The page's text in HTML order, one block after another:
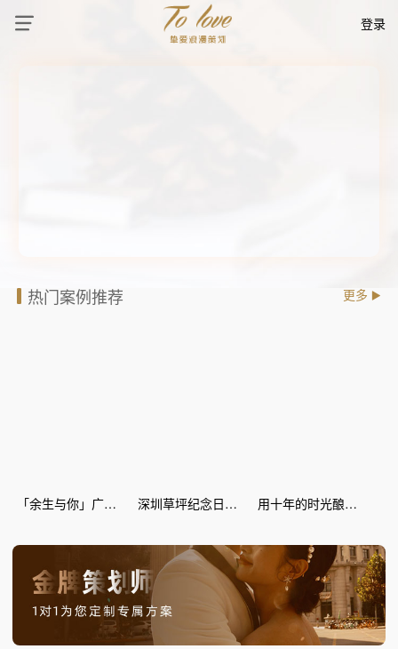
登录
热门案例推荐 更多
「余生与你」广场纪念日惊喜策划 深圳草坪纪念日惊喜策划 用十年的时光酿爱情的蜜糖--丽江灯海 纪念日惊喜